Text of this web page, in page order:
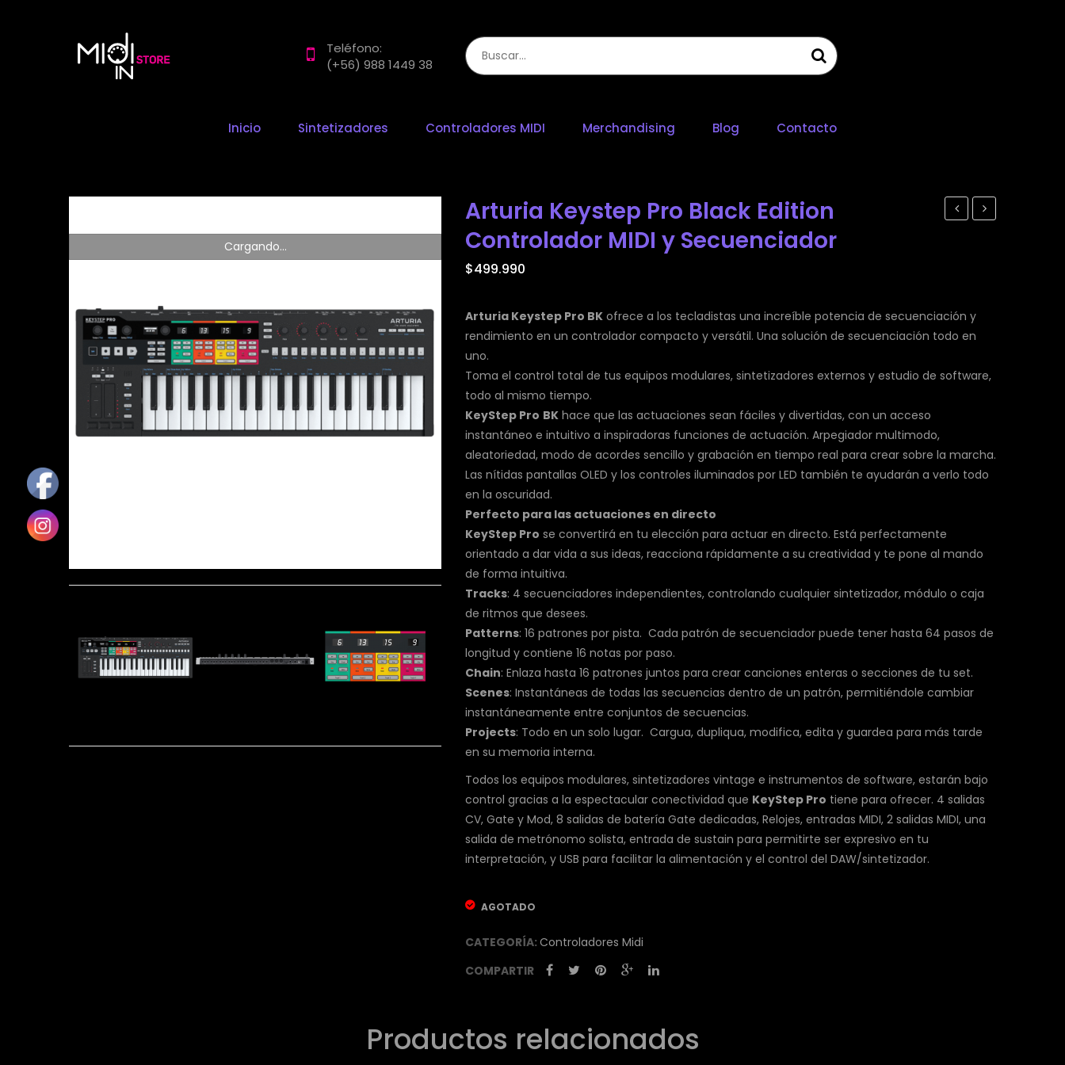
Teléfono:
(+56) 988 1449 38
Inicio Sintetizadores Controladores MIDI Merchandising Blog Contacto
Cargando...
Controlador
MIDI
Arturia Keystep Pro Black Edition
Controlador MIDI y Secuenciador
$499.990
Arturia Keystep Pro BK ofrece a los tecladistas una increíble potencia de secuenciación y
rendimiento en un controlador compacto y versátil. Una solución de secuenciación todo en
uno.
Toma el control total de tus equipos modulares, sintetizadores externos y estudio de software,
todo al mismo tiempo.
KeyStep Pro BK hace que las actuaciones sean fáciles y divertidas, con un acceso
instantáneo e intuitivo a inspiradoras funciones de actuación. Arpegiador multimodo,
aleatoriedad, modo de acordes sencillo y grabación en tiempo real para crear sobre la marcha.
Las nítidas pantallas OLED y los controles iluminados por LED también te ayudarán a verlo todo
en la oscuridad.
Perfecto para las actuaciones en directo
KeyStep Pro se convertirá en tu elección para actuar en directo. Está perfectamente
orientado a dar vida a sus ideas, reacciona rápidamente a su creatividad y te pone al mando
de forma intuitiva.
Tracks: 4 secuenciadores independientes, controlando cualquier sintetizador, módulo o caja
de ritmos que desees.
Patterns: 16 patrones por pista. Cada patrón de secuenciador puede tener hasta 64 pasos de
longitud y contiene 16 notas por paso.
Chain: Enlaza hasta 16 patrones juntos para crear canciones enteras o secciones de tu set.
Scenes: Instantáneas de todas las secuencias dentro de un patrón, permitiéndole cambiar
instantáneamente entre conjuntos de secuencias.
Projects: Todo en un solo lugar. Cargua, dupliqua, modifica, edita y guardea para más tarde
en su memoria interna.
Todos los equipos modulares, sintetizadores vintage e instrumentos de software, estarán bajo
control gracias a la espectacular conectividad que KeyStep Pro tiene para ofrecer. 4 salidas
CV, Gate y Mod, 8 salidas de batería Gate dedicadas, Relojes, entradas MIDI, 2 salidas MIDI, una
salida de metrónomo solista, entrada de sustain para permitirte ser expresivo en tu
interpretación, y USB para facilitar la alimentación y el control del DAW/sintetizador.
AGOTADO
CATEGORÍA: Controladores Midi
COMPARTIR
Productos relacionados